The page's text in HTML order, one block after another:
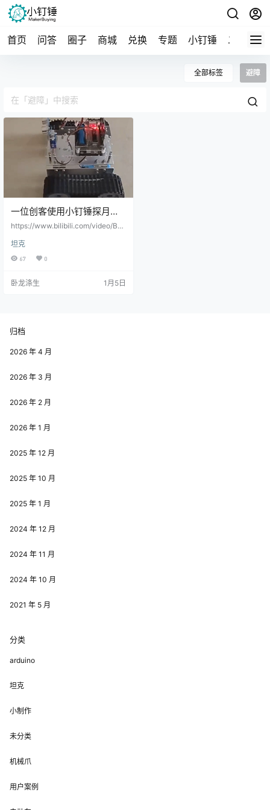
首页 问答 圈子 商城 兑换 专题 小钉锤 二手 导
全部标签 避障
一位创客使用小钉锤探月坦
克底盘制作的智能坦克小车
https://www.bilibili.com/video/BV1
997.embed_other.whitelist&bvid=
BV1xK421a7Xs&vd_source=9a4d
坦克
67 0
卧龙涤生 1月5日
归档
2026 年 4 月
2026 年 3 月
2026 年 2 月
2026 年 1 月
2025 年 12 月
2025 年 10 月
2025 年 1 月
2024 年 12 月
2024 年 11 月
2024 年 10 月
2021 年 5 月
分类
arduino
坦克
小制作
未分类
机械爪
用户案例